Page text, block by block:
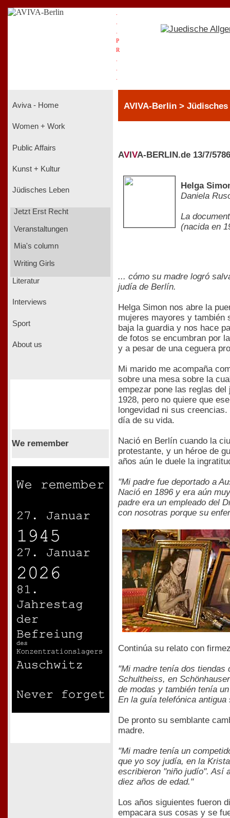
P
R
Aviva - Home
Women + Work
Public Affairs
Kunst + Kultur
Jüdisches Leben
Jetzt Erst Recht
Veranstaltungen
Mia's column
Writing Girls
Literatur
Interviews
Sport
About us
We remember
AVIVA-Berlin >
AV VA-BERLIN.de 13/7/5786
Helga
Daniela
La
(nacida en
... cómo su madre logró
judía de Berlín.
Helga Simon nos abre la
mujeres mayores y también
baja la guardia y nos hace
de fotos se encumbran por
y a pesar de una ceguera
Mi marido me acompaña
sobre una mesa sobre la
empezar pone las reglas
1928, pero no quiere que
longevidad ni sus
día de su vida.
Nació en Berlín cuando la
protestante, y un héroe de
años aún le duele la
"Mi padre fue deportado a
Nació en 1896 y era aún
padre era un empleado del
con nosotras porque su
Continúa su relato con
"Mi madre tenía dos tiendas
Schultheiss, en
de modas y también tenía
En la guía telefónica
De pronto su semblante
madre.
"Mi madre tenía un
que yo soy judía, en la
escribieron "niño judío". Así
diez años de edad."
Los años siguientes fueron
empacara sus cosas y se